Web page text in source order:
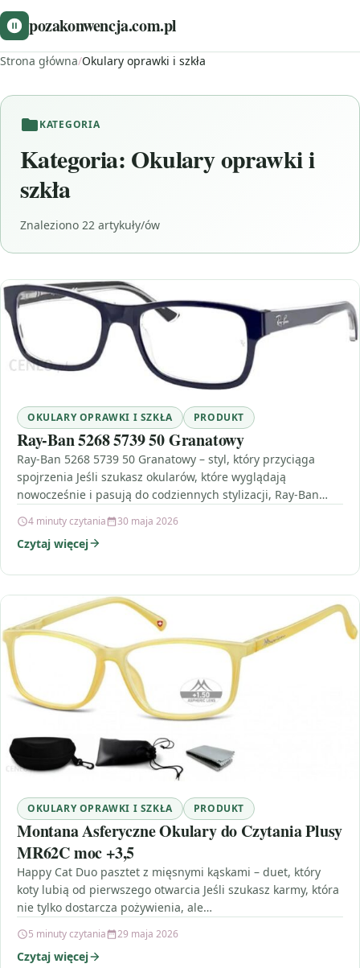
pozakonwencja.com.pl
Strona główna/Okulary oprawki i szkła
KATEGORIA
Kategoria: Okulary oprawki i
szkła
Znaleziono 22 artykuły/ów
OKULARY OPRAWKI I SZKŁA PRODUKT
Ray-Ban 5268 5739 50 Granatowy
Ray-Ban 5268 5739 50 Granatowy – styl, który przyciąga
spojrzenia Jeśli szukasz okularów, które wyglądają
nowocześnie i pasują do codziennych stylizacji, Ray-Ban
4 minuty czytania 30 maja 2026
Czytaj więcej
OKULARY OPRAWKI I SZKŁA PRODUKT
Montana Asferyczne Okulary do Czytania Plusy
MR62C moc +3,5
Happy Cat Duo pasztet z mięsnymi kąskami – duet, który
koty lubią od pierwszego otwarcia Jeśli szukasz karmy, która
nie tylko dostarcza pożywienia, ale…
5 minuty czytania 29 maja 2026
Czytaj więcej